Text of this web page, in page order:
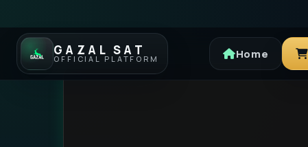
GAZAL SAT
OFFICIAL PLATFORM Home